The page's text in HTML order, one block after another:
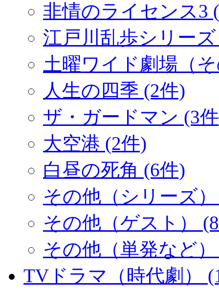
非情のライセンス3
江戸川乱歩シリー
土曜ワイド劇場（
人生の四季 (2件)
ザ・ガードマン (3
大空港 (2件)
白昼の死角 (6件)
その他（シリーズ
その他（ゲスト）
その他（単発など
TVドラマ（時代劇）